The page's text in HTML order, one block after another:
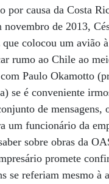
por causa da Costa
novembro de 2013,
colocou um avião
rumo ao Chile ao
Paulo Okamotto
se é conveniente
de mensagens,
um funcionário da
sobre obras da
promete
se referiam mesmo à